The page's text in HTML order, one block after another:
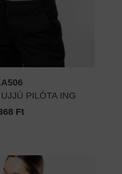
PILÓTA ING
Ft